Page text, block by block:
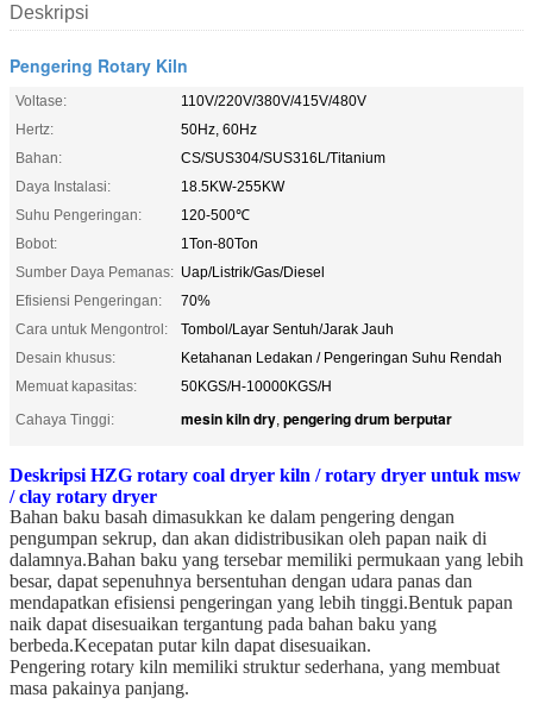
Deskripsi
Pengering Rotary Kiln
Voltase:
110V/220V/380V/415V/480V
Hertz:
50Hz, 60Hz
Bahan:
CS/SUS304/SUS316L/Titanium
Daya Instalasi:
18.5KW-255KW
Suhu Pengeringan:
120-500℃
Bobot:
1Ton-80Ton
Sumber Daya Pemanas: Uap/Listrik/Gas/Diesel
Efisiensi Pengeringan:
70%
Cara untuk Mengontrol:
Tombol/Layar Sentuh/Jarak Jauh
Desain khusus:
Ketahanan Ledakan / Pengeringan Suhu Rendah
Memuat kapasitas:
50KGS/H-10000KGS/H
Cahaya Tinggi:
mesin kiln dry, pengering drum berputar
Deskripsi HZG rotary coal dryer kiln / rotary dryer untuk msw
/ clay rotary dryer
Bahan baku basah dimasukkan ke dalam pengering dengan
pengumpan sekrup, dan akan didistribusikan oleh papan naik di
dalamnya.Bahan baku yang tersebar memiliki permukaan yang lebih
besar, dapat sepenuhnya bersentuhan dengan udara panas dan
mendapatkan efisiensi pengeringan yang lebih tinggi.Bentuk papan
naik dapat disesuaikan tergantung pada bahan baku yang
berbeda.Kecepatan putar kiln dapat disesuaikan.
Pengering rotary kiln memiliki struktur sederhana, yang membuat
masa pakainya panjang.